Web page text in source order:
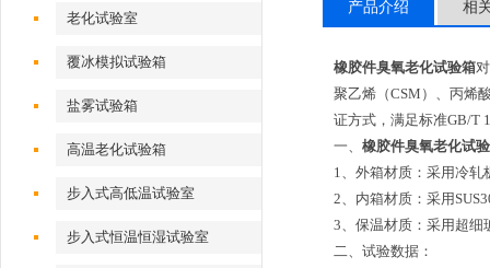
老化试验室
覆冰模拟试验箱
盐雾试验箱
高温老化试验箱
步入式高低温试验室
步入式恒温恒湿试验室
产品介绍 相
橡胶件臭氧老化试验箱
聚乙烯（CSM）、丙烯
证方式，满足标准GB/T
一、 橡胶件臭氧老化试
1、外箱材质：采用冷
2、内箱材质：采用
3、保温材质：采用超细
二、 试验数据：